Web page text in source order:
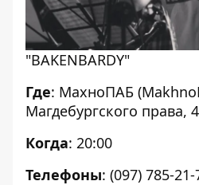
"BAKENBARDY"
Где: МахноПАБ
Магдебургского права,
Когда: 20:00
Телефоны: (097) 785-